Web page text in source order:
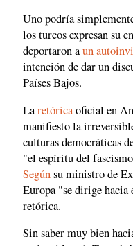
Uno podría
los turcos expresan su
deportaron aun
intención de dar un
Países Bajos.
Laretóricaoficial en
manifiesto la
culturas democráticas
"el espíritu del fascismo
Segúnsu ministro de
Europa "se dirige hacia
retórica.
Sin saber muy bien